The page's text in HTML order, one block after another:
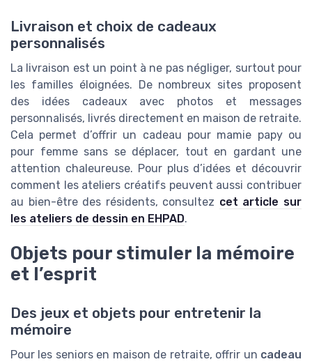
Livraison et choix de cadeaux
personnalisés
La livraison est un point à ne pas négliger, surtout pour
les familles éloignées. De nombreux sites proposent
des idées cadeaux avec photos et messages
personnalisés, livrés directement en maison de retraite.
Cela permet d’offrir un cadeau pour mamie papy ou
pour femme sans se déplacer, tout en gardant une
attention chaleureuse. Pour plus d’idées et découvrir
comment les ateliers créatifs peuvent aussi contribuer
au bien-être des résidents, consultez cet article sur
les ateliers de dessin en EHPAD.
Objets pour stimuler la mémoire
et l’esprit
Des jeux et objets pour entretenir la
mémoire
Pour les seniors en maison de retraite, offrir un cadeau